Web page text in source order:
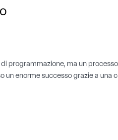
programmazione, ma un
un enorme successo grazie a